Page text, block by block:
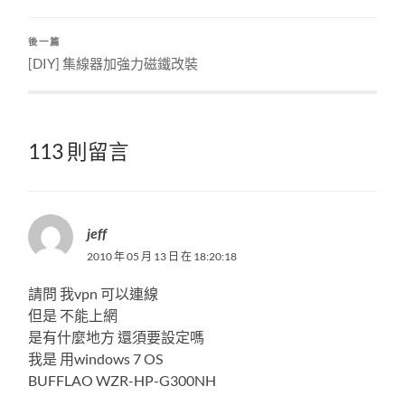
後一篇
[DIY] 集線器加強力磁鐵改裝
113 則留言
jeff
2010 年 05 月 13 日 在 18:20:18
請問 我vpn 可以連線
但是 不能上網
是有什麼地方 還須要設定嗎
我是 用windows 7 OS
BUFFLAO WZR-HP-G300NH